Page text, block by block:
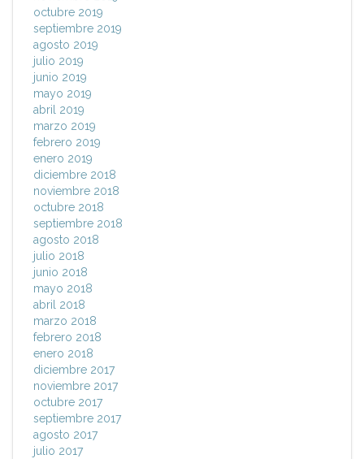
octubre 2019
septiembre 2019
agosto 2019
julio 2019
junio 2019
mayo 2019
abril 2019
marzo 2019
febrero 2019
enero 2019
diciembre 2018
noviembre 2018
octubre 2018
septiembre 2018
agosto 2018
julio 2018
junio 2018
mayo 2018
abril 2018
marzo 2018
febrero 2018
enero 2018
diciembre 2017
noviembre 2017
octubre 2017
septiembre 2017
agosto 2017
julio 2017